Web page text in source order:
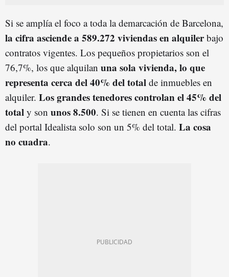
Si se amplía el foco a toda la demarcación de Barcelona,
la cifra asciende a 589.272 viviendas en alquilerbajo
contratos vigentes. Los pequeños propietarios son el
76,7%, los que alquilan una sola vivienda, lo que
representa cerca del 40% del total de inmuebles en
alquiler. Los grandes tenedores controlan el 45% del
total y son unos 8.500. Si se tienen en cuenta las cifras
del portal Idealista solo son un 5% del total. La cosa
no cuadra.